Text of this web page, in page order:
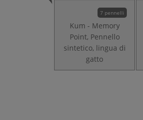
7 pennelli
Kum - Memory
Point, Pennello
sintetico, lingua di
gatto